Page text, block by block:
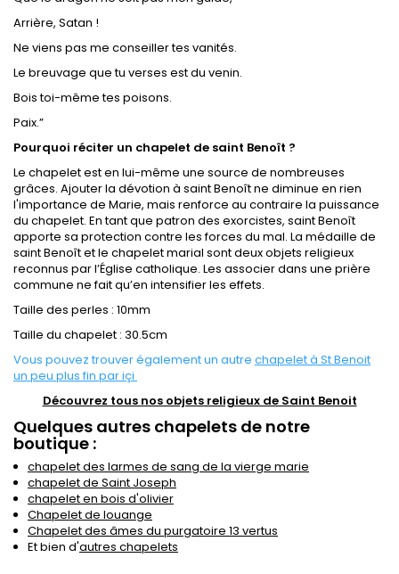
Arrière, Satan !
Ne viens pas me conseiller tes vanités.
Le breuvage que tu verses est du venin.
Bois toi-même tes poisons.
Paix.”
Pourquoi réciter un chapelet de saint Benoît ?
Le chapelet est en lui-même une source de nombreuses
grâces. Ajouter la dévotion à saint Benoît ne diminue en rien
l'importance de Marie, mais renforce au contraire la puissance
du chapelet. En tant que patron des exorcistes, saint Benoît
apporte sa protection contre les forces du mal. La médaille de
saint Benoît et le chapelet marial sont deux objets religieux
reconnus par l’Église catholique. Les associer dans une prière
commune ne fait qu’en intensifier les effets.
Taille des perles : 10mm
Taille du chapelet : 30.5cm
Vous pouvez trouver également un autre chapelet à St Benoit
un peu plus fin par içi
Découvrez tous nos objets religieux de Saint Benoit
Quelques autres chapelets de notre
boutique :
chapelet des larmes de sang de la vierge marie
chapelet de Saint Joseph
chapelet en bois d'olivier
Chapelet de louange
Chapelet des âmes du purgatoire 13 vertus
Et bien d'autres chapelets